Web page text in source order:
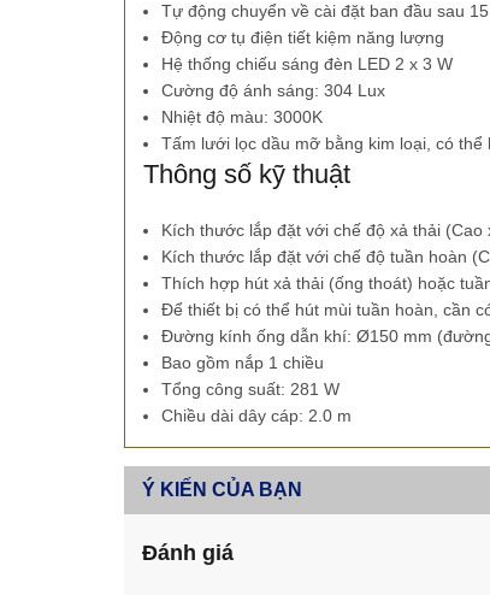
Tự động chuyển về cài đặt ban đầu sau
Động cơ tụ điện tiết kiệm năng lượng
Hệ thống chiếu sáng đèn LED 2 x 3 W
Cường độ ánh sáng: 304 Lux
Nhiệt độ màu: 3000K
Tấm lưới lọc dầu mỡ bằng kim loại, có thể
Thông số kỹ thuật
Kích thước lắp đặt với chế độ xả thải
Kích thước lắp đặt với chế độ tuần hoàn
Thích hợp hút xả thải (ống thoát) hoặc
Để thiết bị có thể hút mùi tuần hoàn, cần
Đường kính ống dẫn khí: Ø150 mm
Bao gồm nắp 1 chiều
Tổng công suất: 281 W
Chiều dài dây cáp: 2.0 m
Ý KIẾN CỦA BẠN
Đánh giá